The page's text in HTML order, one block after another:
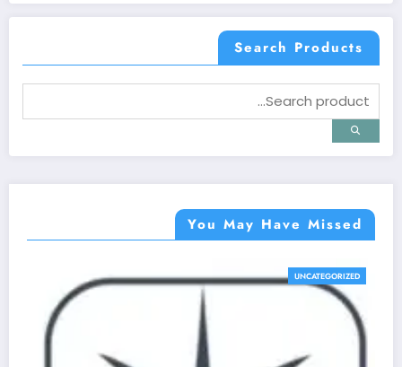
Search Products
You May Have Missed
UNCATEGORIZED